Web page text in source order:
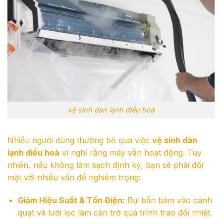
vệ sinh dàn lạnh điều hoà
Nhiều người dùng thường bỏ qua việc vệ sinh dàn
lạnh điều hoà vì nghĩ rằng máy vẫn hoạt động. Tuy
nhiên, nếu không làm sạch định kỳ, bạn sẽ phải đối
mặt với nhiều vấn đề nghiêm trọng:
Giảm Hiệu Suất & Tốn Điện: Bụi bẩn bám vào cánh
quạt và lưới lọc làm cản trở quá trình trao đổi nhiệt.